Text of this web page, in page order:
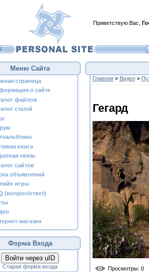
Приветствую Вас
Меню Сайта
страница
о сайте
файлов
статей
книга
связь
сайтов
объявлений
игры
(вопрос/ответ)
магазин
Форма Входа
Войти через uID
Старая форма входа
Главная» Видео»
Гегард
Просмотры: 0